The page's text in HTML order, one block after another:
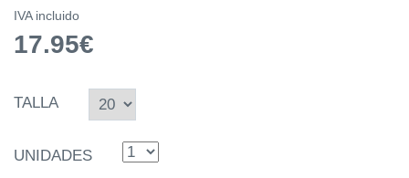
IVA incluido
17.95€
TALLA
UNIDADES